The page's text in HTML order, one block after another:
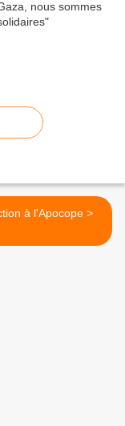
Projection à l'Apocope >